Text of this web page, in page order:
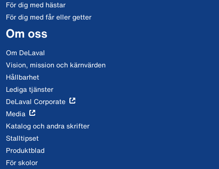
För dig med hästar
För dig med får eller getter
Om oss
Om DeLaval
Vision, mission och kärnvärden
Hållbarhet
Lediga tjänster
DeLaval Corporate
Media
Katalog och andra skrifter
Stalltipset
Produktblad
För skolor